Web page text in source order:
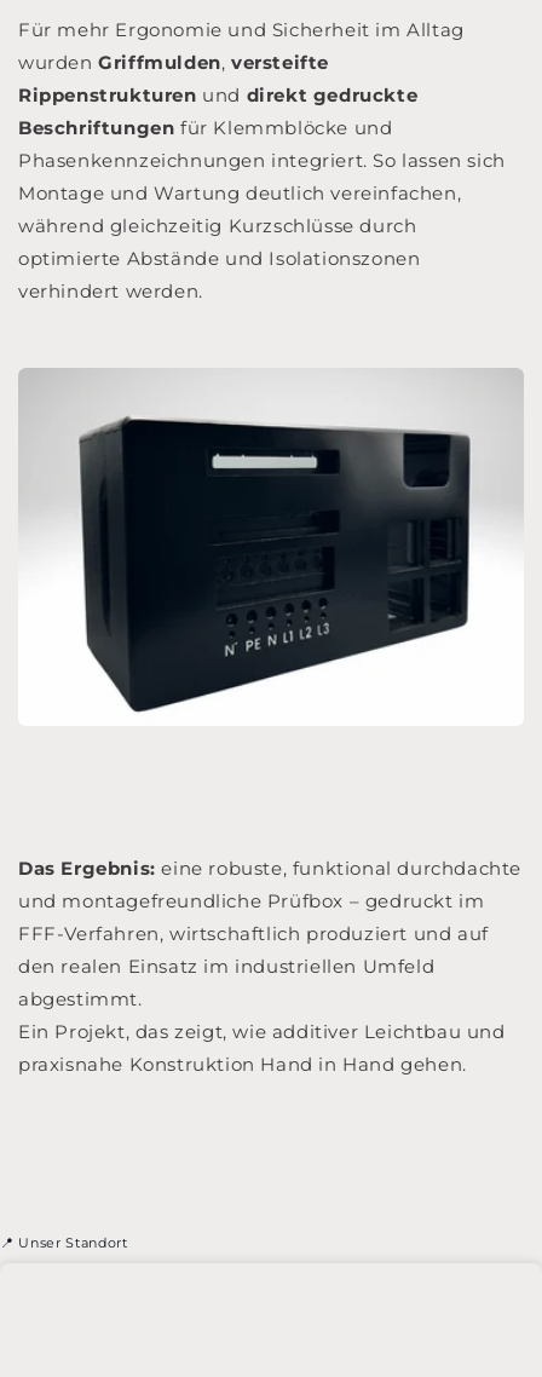
Für mehr Ergonomie und Sicherheit im Alltag
wurdenGriffmulden,versteifte
Rippenstrukturen und direkt gedruckte
Beschriftungen für Klemmblöcke und
Phasenkennzeichnungen integriert. So lassen sich
Montage und Wartung deutlich vereinfachen,
während gleichzeitig Kurzschlüsse durch
optimierte Abstände und Isolationszonen
verhindert werden.
Das Ergebnis:eine robuste, funktional durchdachte
und montagefreundliche Prüfbox – gedruckt im
FFF-Verfahren, wirtschaftlich produziert und auf
den realen Einsatz im industriellen Umfeld
abgestimmt.
Ein Projekt, das zeigt, wie additiver Leichtbau und
praxisnahe Konstruktion Hand in Hand gehen.
📍 Unser Standort